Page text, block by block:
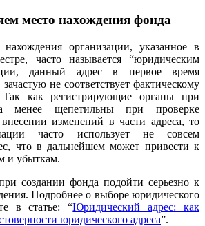
место нахождения фонда
организации, указанное в
часто называется “юридическим
данный адрес в первое время
не соответствует фактическому
Так как регистрирующие органы при
менее щепетильны при проверке
изменений в части адреса, то
часто использует не совсем
что в дальнейшем может привести к
и убыткам.
создании фонда подойти серьезно к
Подробнее о выборе юридического
в статье: “Юридический адрес: как
юридического адреса”.